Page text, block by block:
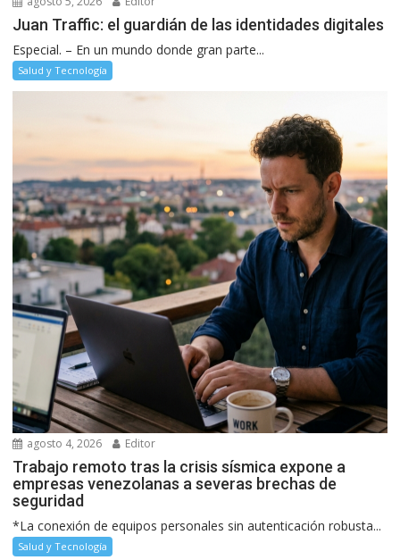
Juan Traffic: el guardián de las identidades digitales
Especial. – En un mundo donde gran parte...
Salud y Tecnología
agosto 4, 2026 Editor
Trabajo remoto tras la crisis sísmica expone a
empresas venezolanas a severas brechas de
seguridad
*La conexión de equipos personales sin autenticación robusta...
Salud y Tecnología